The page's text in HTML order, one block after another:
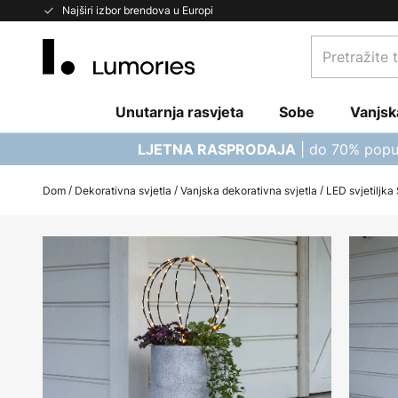
Najširi izbor brendova u Europi
Skip
Pretražite
trgovinu...
Unutarnja rasvjeta Sobe
LJETNA RASPRODAJA | do 70%
Dom Dekorativna svjetla Vanjska dekorativna svjetla LED svjetiljka
to
end
of
images